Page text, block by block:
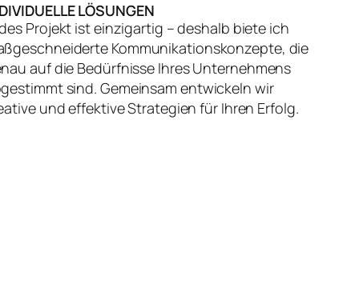
LÖSUNGEN
Projekt ist einzigartig – deshalb biete ich
Kommunikationskonzepte, die
auf die Bedürfnisse Ihres Unternehmens
sind. Gemeinsam entwickeln wir
und effektive Strategien für Ihren Erfolg.